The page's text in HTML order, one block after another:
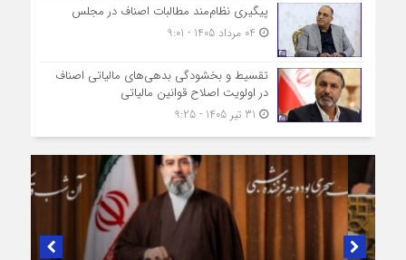
پیگیری نظام‌مند مطالبات اصناف در مجلس
تقسیط و بخشودگی بدهی‌های مالیاتی اصناف
در اولویت اصلاح قوانین مالیاتی
در لبیک به تصمیم سرنوشت‌ساز مجلس خبرگان رهبری؛